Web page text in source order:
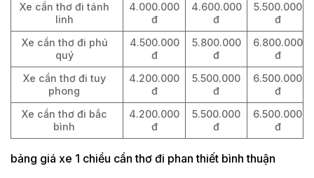
Xe cần thơ đi tánh
linh
4.000.000
đ
4.600.000
đ
5.500.000
đ
Xe cần thơ đi phú
quý
4.500.000
đ
5.800.000
đ
6.800.000
đ
Xe cần thơ đi tuy
phong
4.200.000
đ
5.500.000
đ
6.500.000
đ
Xe cần thơ đi bắc
bình
4.200.000
đ
5.500.000
đ
6.500.000
đ
bảng giá xe 1 chiều cần thơ đi phan thiết bình thuận